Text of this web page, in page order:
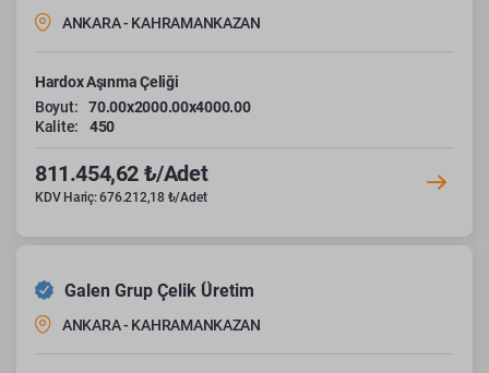
ANKARA - KAHRAMANKAZAN
Hardox Aşınma Çeliği
Boyut:
70.00x2000.00x4000.00
Kalite:
450
811.454,62 ₺/Adet
KDV Hariç: 676.212,18 ₺/Adet
Galen Grup Çelik Üretim
ANKARA - KAHRAMANKAZAN